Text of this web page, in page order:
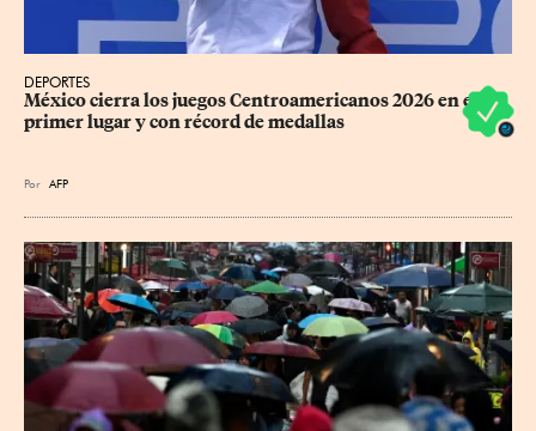
DEPORTES
México cierra los juegos Centroamericanos 2026 en el
primer lugar y con récord de medallas
Por AFP